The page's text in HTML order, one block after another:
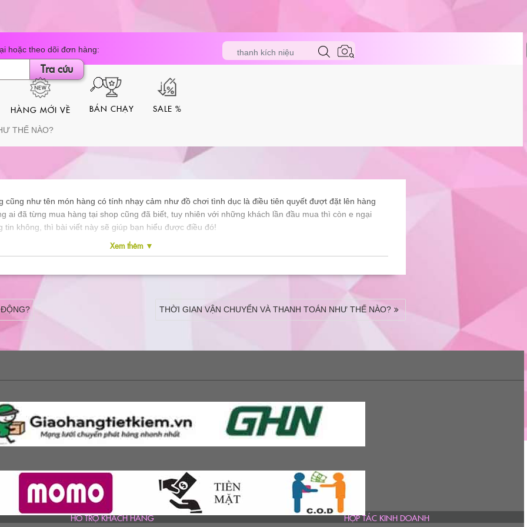
kiếm
sản
phẩm
thanh kích niệu
HÀNG MỚI VỀ BÁN CHẠY SALE %
THẾ NÀO?
hoặc theo dõi đơn hàng:
Tra cứu
cũng như tên món hàng có tính nhạy cảm như đồ chơi tình dục là điều tiên quyết đượt đặt lên hàng
ai đã từng mua hàng tại shop cũng đã biết, tuy nhiên với những khách lần đầu mua thì còn e ngại
tin không, thì bài viết này sẽ giúp bạn hiểu được điều đó!
Xem thêm ▼
THỜI GIAN VẬN CHUYỂN VÀ THANH TOÁN NHƯ THẾ NÀO?
HỔ TRỢ KHÁCH HÀNG HỢP TÁC KINH DOANH